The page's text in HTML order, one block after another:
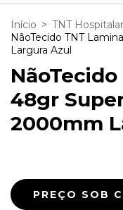
Início > TNT Hospitalar
NãoTecido TNT
Largura Azul
48gr
2000mm